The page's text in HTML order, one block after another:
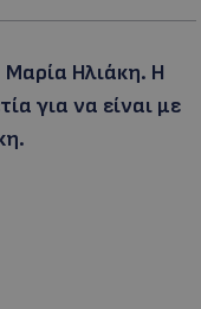
Ηλιάκη. Η
για να είναι με